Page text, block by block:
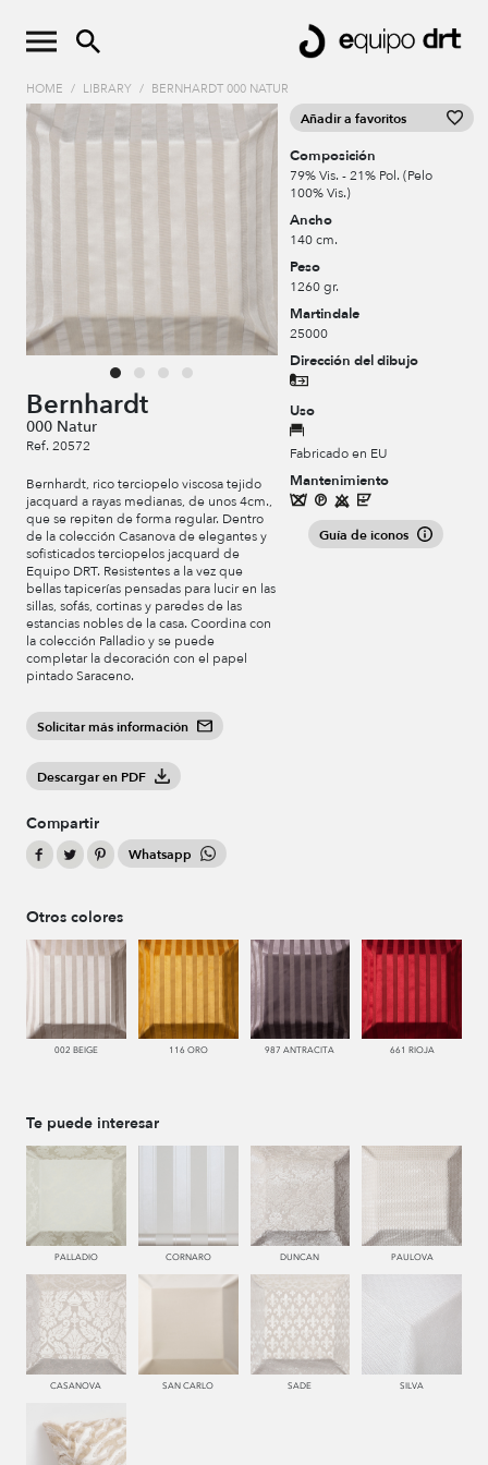
HOME / LIBRARY / BERNHARDT 000 NATUR
Bernhardt
000 Natur
Ref. 20572
Bernhardt, rico terciopelo viscosa tejido
jacquard a rayas medianas, de unos 4cm.,
que se repiten de forma regular. Dentro
de la colección Casanova de elegantes y
sofisticados terciopelos jacquard de
Equipo DRT. Resistentes a la vez que
bellas tapicerías pensadas para lucir en las
sillas, sofás, cortinas y paredes de las
estancias nobles de la casa. Coordina con
la colección Palladio y se puede
completar la decoración con el papel
pintado Saraceno.
Solicitar más información
Descargar en PDF
Compartir
Whatsapp
Añadir a favoritos
Composición
79% Vis. - 21% Pol. (Pelo
100% Vis.)
Ancho
140 cm.
Peso
1260 gr.
Martindale
25000
Dirección del dibujo
Uso
Fabricado en EU
Mantenimiento
Guía de iconos
Otros colores
002 BEIGE 116 ORO 987 ANTRACITA 661 RIOJA
Te puede interesar
PALLADIO CORNARO DUNCAN PAULOVA
CASANOVA SAN CARLO SADE SILVA